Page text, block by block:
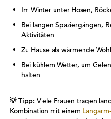
Im Winter unter Hosen,
Bei langen Spaziergängen,
Aktivitäten
Zu Hause als wärmende
Bei kühlem Wetter, um
halten
💡Tipp: Viele Frauen tragen
Kombination mit einem